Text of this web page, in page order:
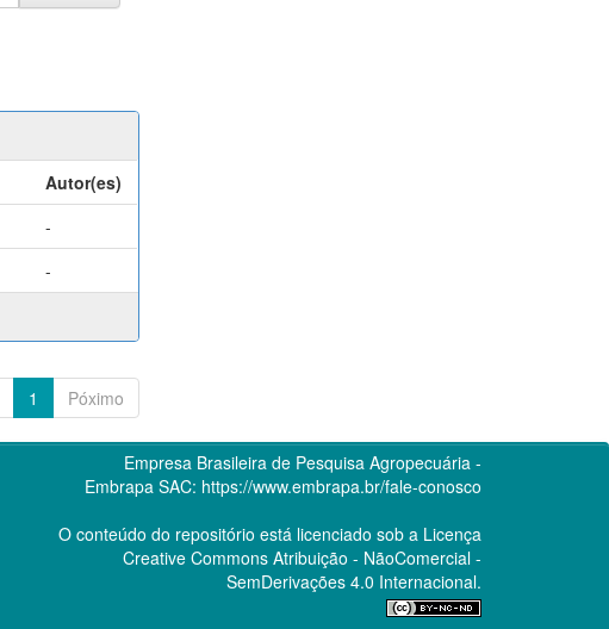
Autor(es)
-
-
1 Póximo
Empresa Brasileira de Pesquisa Agropecuária -
Embrapa SAC: https://www.embrapa.br/fale-conosco
O conteúdo do repositório está licenciado sob a Licença
Creative CommonsAtribuição - NãoComercial -
SemDerivações 4.0 Internacional.